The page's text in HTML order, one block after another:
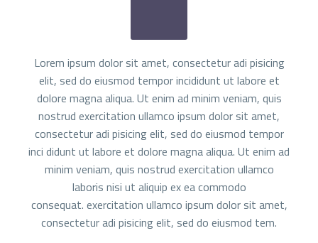
Lorem ipsum dolor sit amet, consectetur adi pisicing
elit, sed do eiusmod tempor incididunt ut labore et
dolore magna aliqua. Ut enim ad minim veniam, quis
nostrud exercitation ullamco ipsum dolor sit amet,
consectetur adi pisicing elit, sed do eiusmod tempor
inci didunt ut labore et dolore magna aliqua. Ut enim ad
minim veniam, quis nostrud exercitation ullamco
laboris nisi ut aliquip ex ea commodo
consequat. exercitation ullamco ipsum dolor sit amet,
consectetur adi pisicing elit, sed do eiusmod tem.